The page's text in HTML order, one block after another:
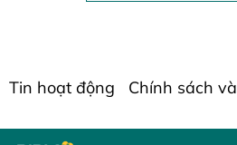
Tin hoạt động Chính sách